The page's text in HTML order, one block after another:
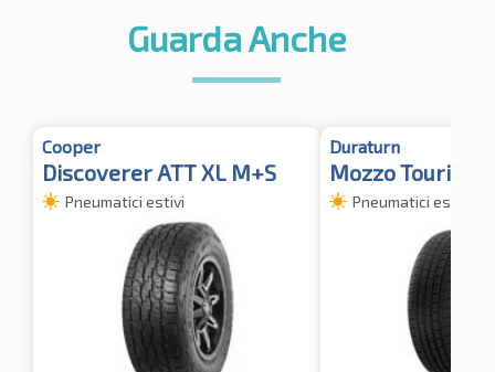
Guarda Anche
Cooper
Discoverer ATT XL M+S
Pneumatici estivi
Duraturn
Mozzo Touring
Pneumatici estivi